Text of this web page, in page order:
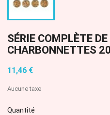
SÉRIE COMPLÈTE
CHARBONNETTES
11,46 €
Aucune taxe
Quantité